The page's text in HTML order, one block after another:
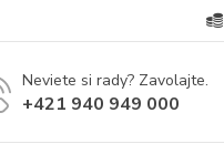
Neviete si rady? Zavolajte.
+421 940 949 000